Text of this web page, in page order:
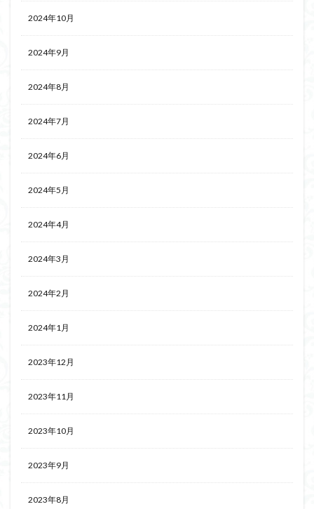
2024年10月
2024年9月
2024年8月
2024年7月
2024年6月
2024年5月
2024年4月
2024年3月
2024年2月
2024年1月
2023年12月
2023年11月
2023年10月
2023年9月
2023年8月